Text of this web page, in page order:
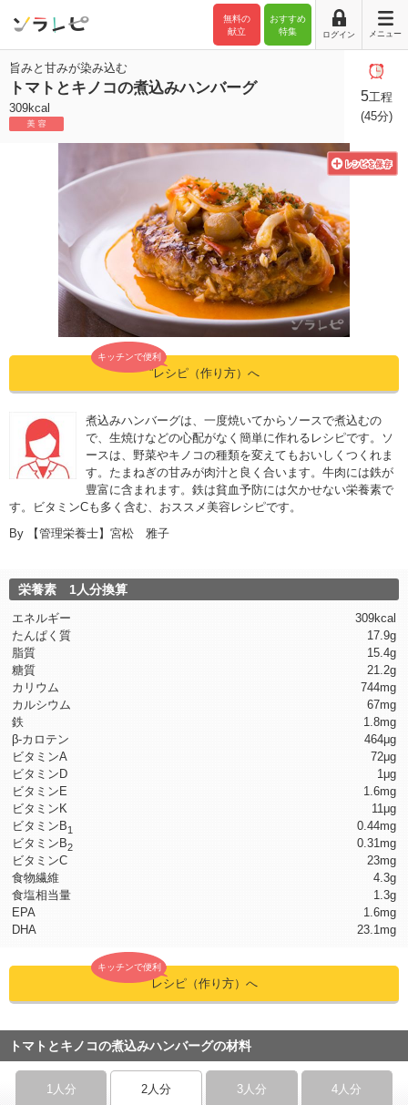
おすすめ
特集
無料の
献立
ログイン メニュー
旨みと甘みが染み込む
トマトとキノコの煮込みハンバーグ
309kcal
5工程
(45分)
キッチンで便利
”レシピ（作り方）へ
煮込みハンバーグは、一度焼いてからソースで煮込むの
で、生焼けなどの心配がなく簡単に作れるレシピです。ソ
ースは、野菜やキノコの種類を変えてもおいしくつくれま
す。たまねぎの甘みが肉汁と良く合います。牛肉には鉄が
豊富に含まれます。鉄は貧血予防には欠かせない栄養素で
す。ビタミンCも多く含む、おススメ美容レシピです。
By
【管理栄養士】宮松 雅子
栄養素 1人分換算
エネルギー
309kcal
たんぱく質
17.9g
脂質
15.4g
糖質
21.2g
カリウム
744mg
カルシウム
67mg
鉄
1.8mg
β-カロテン
464μg
ビタミンA
72μg
ビタミンD
1μg
ビタミンE
1.6mg
ビタミンK
11μg
ビタミンB1
0.44mg
ビタミンB2
0.31mg
ビタミンC
23mg
食物繊維
4.3g
食塩相当量
1.3g
EPA
1.6mg
DHA
23.1mg
キッチンで便利
レシピ（作り方）へ
トマトとキノコの煮込みハンバーグの材料
1人分 2人分 3人分 4人分